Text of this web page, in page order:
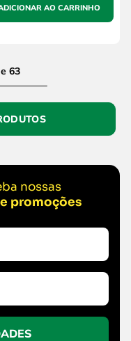
AO CARRINHO
63
nossas
promoções